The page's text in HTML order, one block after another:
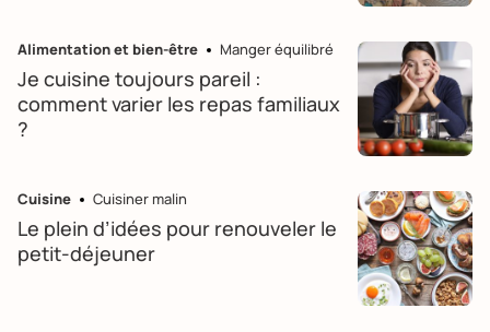
Alimentation et bien-être Manger équilibré
Je cuisine toujours pareil :
comment varier les repas familiaux
?
Cuisine Cuisiner malin
Le plein d’idées pour renouveler le
petit-déjeuner